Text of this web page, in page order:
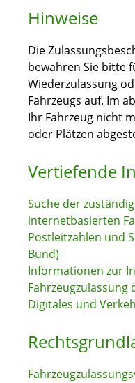
Hinweise
Die
bewahren Sie bitte
Wiederzulassung
Fahrzeugs auf. Im
Ihr Fahrzeug nicht
oder Plätzen
Vertiefende
Suche der
internetbasierten
Postleitzahlen und
Bund)
Informationen zur
Digitales und